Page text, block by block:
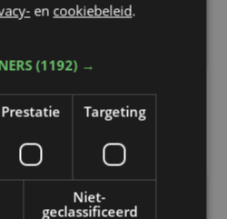
mei 2016
kerk
en cookiebeleid.
(1192) →
Prestatie Targeting
Niet-
geclassificeerd